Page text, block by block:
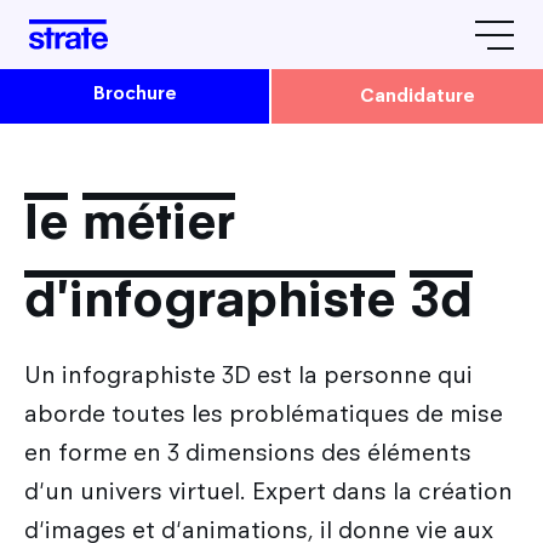
L'école
Strate Paris
Strate Lyon
La vie étudiante à Strate
Le design by Strate
Tarifs / Financement / Logement
L'équipe Strate
Formations
Admissions
Comment candidater à Strate ?
Admission en Cursus Design
Admission Parallèle : 2e, 3e et 4e année Design
Rencontrez-nous
Nos prochaines dates
Après Strate
Brochure Candidature
le métier
d'infographiste 3d
Un infographiste 3D est la personne qui
aborde toutes les problématiques de mise
en forme en 3 dimensions des éléments
d'un univers virtuel. Expert dans la création
d'images et d'animations, il donne vie aux